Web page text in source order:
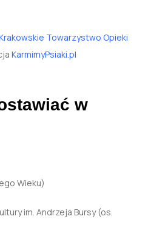
Towarzystwo Opieki
KarmimyPsiaki.pl
w
Wieku)
im. Andrzeja Bursy (os.